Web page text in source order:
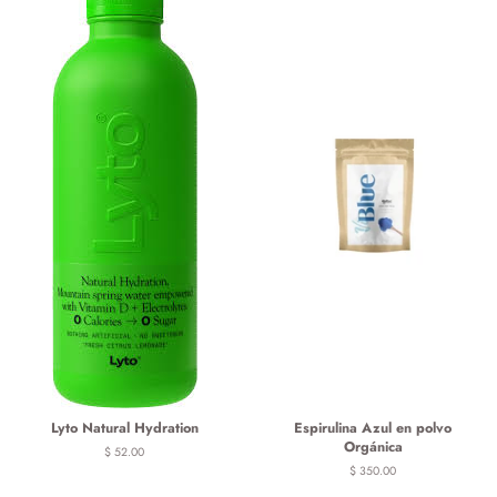
Lyto Natural Hydration
Precio
$ 52.00
Espirulina Azul en polvo
Orgánica
Precio
$ 350.00